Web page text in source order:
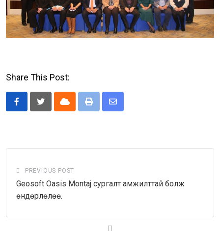
Share This Post:
Cloud Print
Share
PREVIOUS POST
Geosoft Oasis Montaj сургалт амжилттай болж
өндөрлөлөө.